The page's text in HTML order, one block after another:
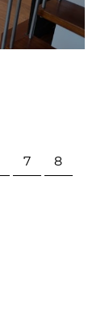
7 8